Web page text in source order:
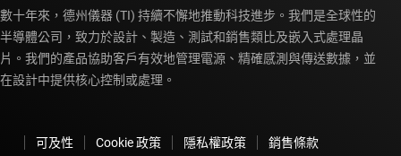
數十年來，德州儀器 (TI) 持續不懈地推動科技進步。我們是全球性的
半導體公司，致力於設計、製造、測試和銷售類比及嵌入式處理晶
片。我們的產品協助客戶有效地管理電源、精確感測與傳送數據，並
在設計中提供核心控制或處理。
可及性 Cookie 政策 隱私權政策
銷售條款